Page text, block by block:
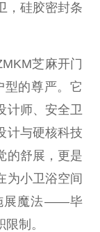
，硅胶密封条
芝麻开门
型的尊严。它
计师、安全卫
计与硬核科技
的舒展，更是
为小卫浴空间
展魔法——毕
制。